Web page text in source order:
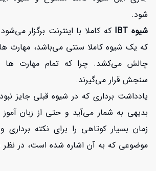
شود.
شیوه IBT
که کاملا با اینترنت برگزار
که یک شیوه کاملا سنتی می‌باشد، مهارت
چالش می‌کشد. چرا که تمام مهارت ها
سنجش قرار می‌گیرند.
یادداشت برداری که در شیوه قبلی جایز
بدیهی به شمار می‌آید و حتی از زبان
زمان بسیار کوتاهی را برای نکته برداری
موضوعی که به آن اشاره شده است، در نظر